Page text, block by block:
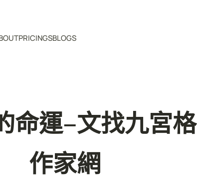
PRICINGSBLOGS
命運–文找九宮
作家網